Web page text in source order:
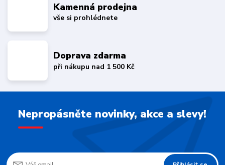
Kamenná prodejna
vše si prohlédnete
Doprava zdarma
při nákupu nad 1 500 Kč
Nepropásněte novinky, akce a slevy!